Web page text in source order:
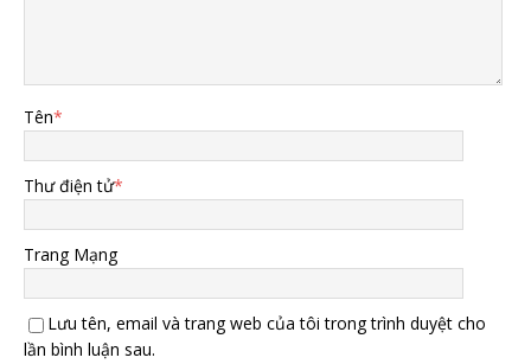
Tên*
Thư điện tử*
Trang Mạng
Lưu tên, email và trang web của tôi trong trình duyệt cho
lần bình luận sau.